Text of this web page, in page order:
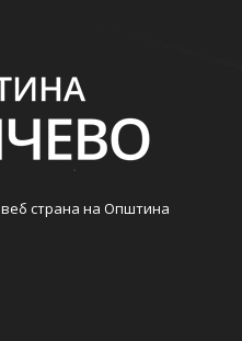
страна на Општина